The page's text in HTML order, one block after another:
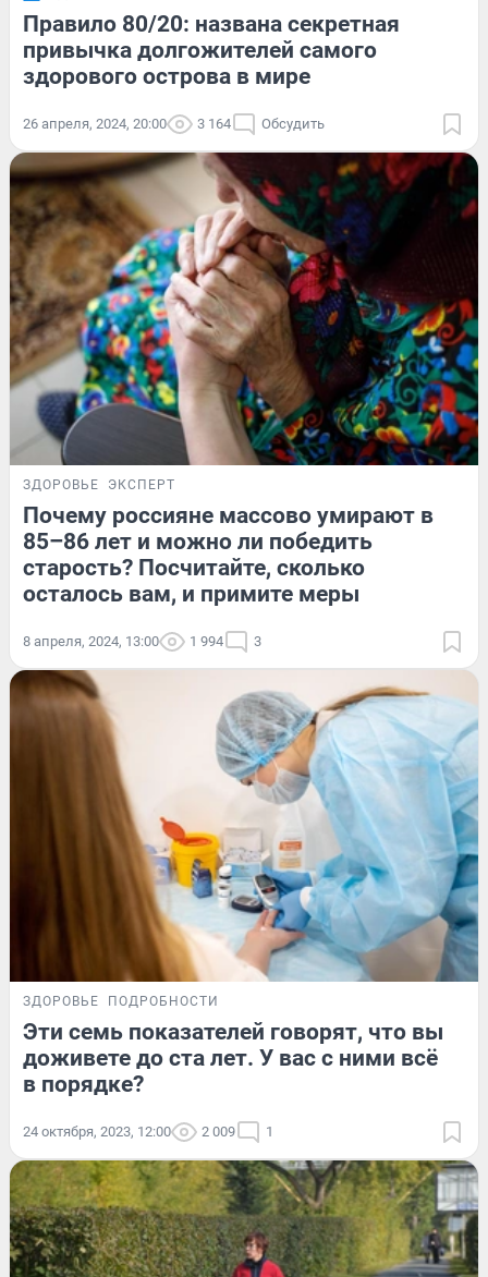
Правило 80/20: названа секретная
привычка долгожителей самого
здорового острова в мире
26 апреля, 2024, 20:00 3 164 Обсудить
ЗДОРОВЬЕ ЭКСПЕРТ
Почему россияне массово умирают в
85–86 лет и можно ли победить
старость? Посчитайте, сколько
осталось вам, и примите меры
8 апреля, 2024, 13:00 1 994 3
ЗДОРОВЬЕ ПОДРОБНОСТИ
Эти семь показателей говорят, что вы
доживете до ста лет. У вас с ними всё
в порядке?
24 октября, 2023, 12:00 2 009 1